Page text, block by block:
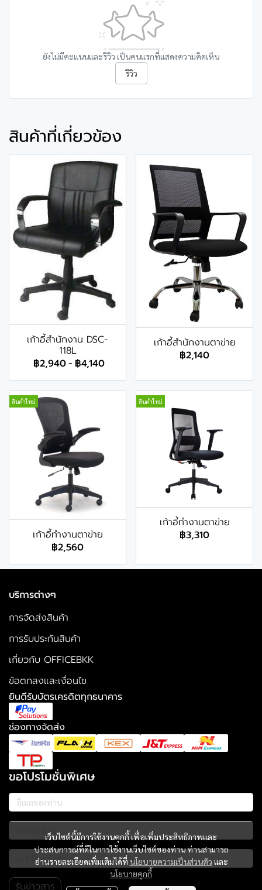
ยังไม่มีคะแนนและรีวิว เป็นคนแรกที่แสดงความคิดเห็น
รีวิว
สินค้าที่เกี่ยวข้อง
เก้าอี้สำนักงาน DSC-
118L
฿2,940- ฿4,140
เก้าอี้สำนักงานตาข่าย
฿2,140
สินค้าใหม่
เก้าอี้ทำงานตาข่าย
฿2,560
สินค้าใหม่
เก้าอี้ทำงานตาข่าย
฿3,310
เว็บไซต์นี้มีการใช้งานคุกกี้ เพื่อเพิ่มประสิทธิภาพและ
ประสบการณ์ที่ดีในการใช้งานเว็บไซต์ของท่าน ท่านสามารถ
อ่านรายละเอียดเพิ่มเติมได้ที่ นโยบายความเป็นส่วนตัว และ
นโยบายคุกกี้
บริการต่างๆ
การจัดส่งสินค้า
การรับประกันสินค้า
เกี่ยวกับ OFFICEBKK
ข้อตกลงและเงื่อนไข
ยินดีรับบัตรเครดิตทุกธนาคาร
ช่องทางจัดส่ง
ขอโปรโมชั่นพิเศษ
รับข่าวสาร